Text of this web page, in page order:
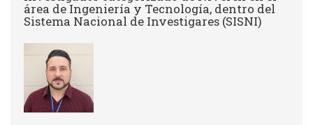
área de Ingeniería y Tecnología, dentro del
Sistema Nacional de Investigares (SISNI)